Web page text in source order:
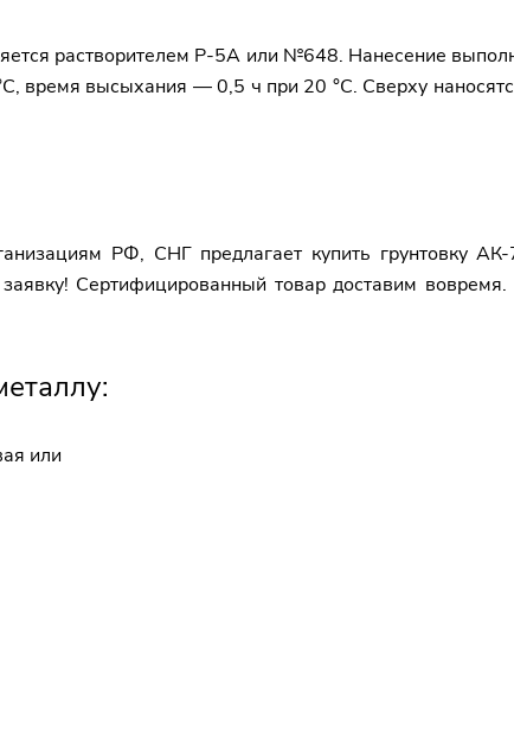
растворителем Р-5А или №648. Нанесение
время высыхания — 0,5 ч при 20 °C. Сверху
РФ, СНГ предлагает купить грунтовку
Сертифицированный товар доставим
или